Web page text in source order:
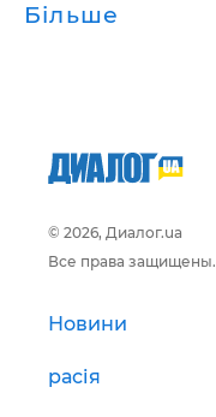
Більше
© 2026, Диалог.ua
Все права защищены.
Новини
расія